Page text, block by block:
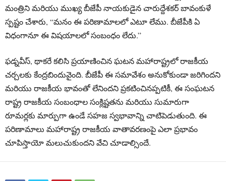
మంత్రిని మరియు ముఖ్య బీజేపీ నాయకుడైన చారుద్దేశకర్ బావంకుళే
స్పష్టం చేశారు, “మనం ఈ పరిణామాలలో ఎటూ లేము. బీజేపీకి ఏ
విధంగానూ ఈ విషయాలలో సంబంధం లేదు.”
ఫడ్నవీస్, థాకరే కలిసి ప్రయాణించిన ఘటన మహారాష్ట్రలో రాజకీయ
చర్చలకు కేంద్రబిందువైంది. బీజేపీ ఈ సమావేశం అనుకోకుండా జరిగిందని
మరియు రాజకీయ భావంతో లేనిందని ప్రకటించినప్పటికీ, ఈ సంఘటన
రాష్ట్ర రాజకీయ సంబంధాల సంక్లిష్టతను మరియు సుమారుగా
రూమర్లకు మార్పుగా ఉండే సహజ స్వభావాన్ని చాటిపెడుతుంది. ఈ
పరిణామాలు మహారాష్ట్ర రాజకీయ వాతావరణంపై ఎలా ప్రభావం
చూపిస్తాయో మలుచుకుందని వేచి చూడాల్సిందే.